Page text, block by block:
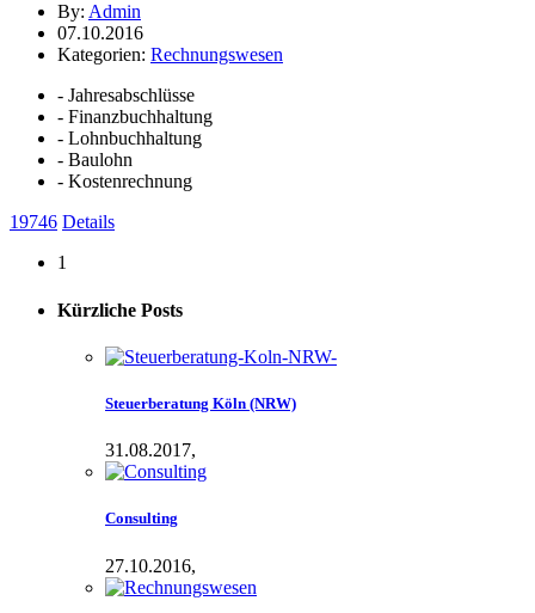
By: Admin
07.10.2016
Kategorien: Rechnungswesen
- Jahresabschlüsse
- Finanzbuchhaltung
- Lohnbuchhaltung
- Baulohn
- Kostenrechnung
19746 Details
1
Kürzliche Posts
Steuerberatung Köln (NRW)
31.08.2017,
Consulting
27.10.2016,